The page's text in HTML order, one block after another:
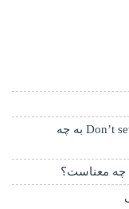
چند اصطلاح ساده ولی پرکاربرد/Don’t seweat it به چه